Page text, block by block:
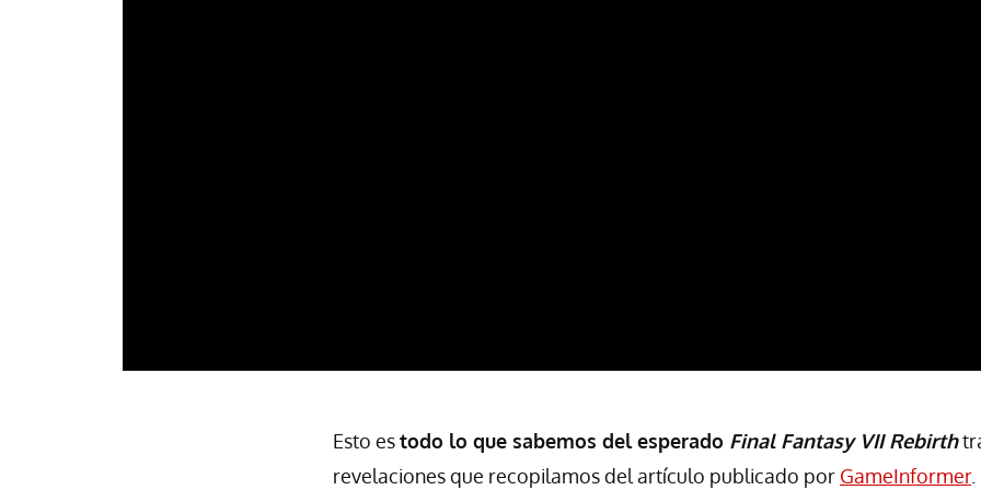
Esto estodo lo que sabemos del esperado Final Fantasy VII Rebirth
revelaciones que recopilamos del artículo publicado por GameInformer.